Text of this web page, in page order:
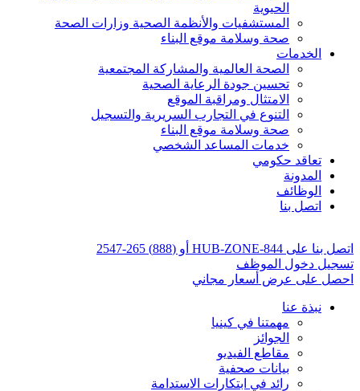
الحيوية
المستشفيات والأنظمة الصحية وزارات الصحة
صحة وسلامة موقع البناء
الخدمات
الصحة العالمية والمشاركة المجتمعية
تحسين جودة الرعاية الصحية
الامتثال ومراقبة الموقع
التنوع في التجارب السريرية والتسجيل
صحة وسلامة موقع البناء
خدمات المساعد الشخصي
تعاقد حكومي
المدونة
الوظائف
اتصل بنا
اتصل بنا على 844-HUB-ZONE أو (888) 265-2547
تسجيل دخول الموظف
احصل على عرض أسعار مجاني
نبذة عنا
مهمتنا في كينيا
الجوائز
مقاطع الفيديو
بيانات صحفية
رائد في ابتكارات الاستدامة